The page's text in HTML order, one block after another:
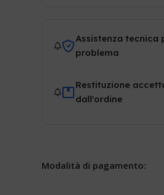
Assistenza tecnica
problema
Restituzione
dall'ordine
Modalità di pagamento: